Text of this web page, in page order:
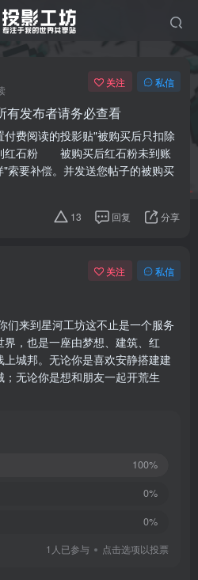
关注 私信
有发布者请务必查看
费阅读的投影贴"被购买后只扣除
红石粉 被购买后红石粉未到账
索要补偿。并发送您帖子的被购买
13 回复 分享
关注 私信
们来到星河工坊这不止是一个服务
，也是一座由梦想、建筑、红
城邦。无论你是喜欢安静搭建建
无论你是想和朋友一起开荒生
100%
0%
0%
1人已参与 点击选项以投票